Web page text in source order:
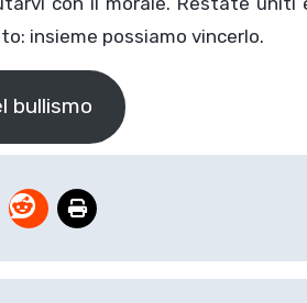
insieme possiamo vincerlo.
bullismo